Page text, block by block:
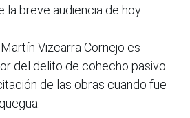
la breve audiencia de hoy.
Vizcarra Cornejo es
del delito de cohecho pasivo
de las obras cuando fue